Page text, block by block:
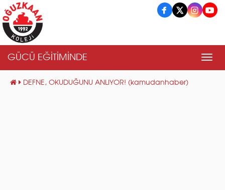
GÜCÜ EĞİTİMİNDE
DEFNE, OKUDUĞUNU ANLIYOR! (kamudanhaber)